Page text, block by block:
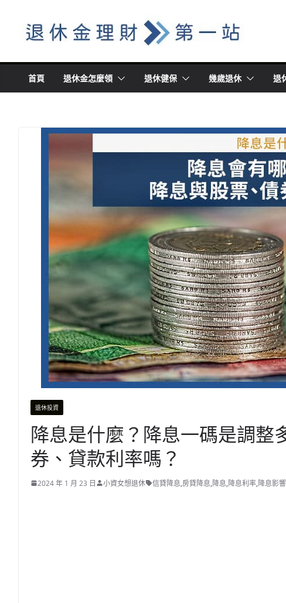
content
首頁 退休金怎麼領 退休健保 幾歲退休 退
退休投資
降息是什麼？降息一碼是調整
券、貸款利率嗎？
2024 年 1 月 23 日 小資女想退休 信貸降息,房貸降息,降息,降息利率,降息影響